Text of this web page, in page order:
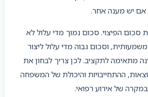
אם יש מענה אחר.
סכום הפיצוי. סכום נמוך מדי עלול לא
וסכום גבוה מדי עלול ליצור
מתאימה לתקציב. לכן צריך לבחון את
ההתחייבויות והיכולת של המשפחה
של אירוע רפואי.